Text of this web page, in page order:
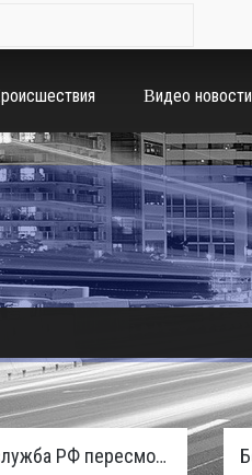
Происшествия Видео новости
Таможенная служба РФ пересмотрела правила ввоза машин из ЕАЭС и начисляет пени покупателям